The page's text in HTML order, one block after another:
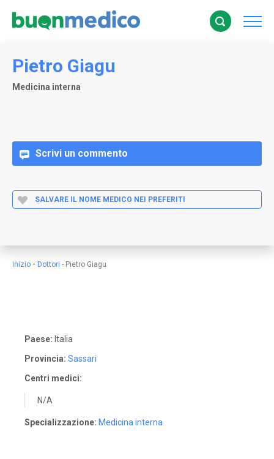
Pietro Giagu
Medicina interna
Scrivi un commento
SALVARE IL NOME MEDICO NEI PREFERITI
Inizio - Dottori - Pietro Giagu
Paese: Italia
Provincia: Sassari
Centri medici:
N/A
Specializzazione: Medicina interna